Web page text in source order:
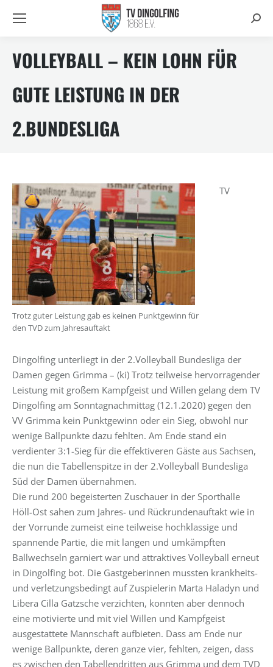
VOLLEYBALL – KEIN LOHN FÜR
GUTE LEISTUNG IN DER
2.BUNDESLIGA
Trotz guter Leistung gab es keinen Punktgewinn für
den TVD zum Jahresauftakt
TV
Dingolfing unterliegt in der 2.Volleyball Bundesliga der
Damen gegen Grimma – (ki) Trotz teilweise hervorragender
Leistung mit großem Kampfgeist und Willen gelang dem TV
Dingolfing am Sonntagnachmittag (12.1.2020) gegen den
VV Grimma kein Punktgewinn oder ein Sieg, obwohl nur
wenige Ballpunkte dazu fehlten. Am Ende stand ein
verdienter 3:1-Sieg für die effektiveren Gäste aus Sachsen,
die nun die Tabellenspitze in der 2.Volleyball Bundesliga
Süd der Damen übernahmen.
Die rund 200 begeisterten Zuschauer in der Sporthalle
Höll-Ost sahen zum Jahres- und Rückrundenauftakt wie in
der Vorrunde zumeist eine teilweise hochklassige und
spannende Partie, die mit langen und umkämpften
Ballwechseln garniert war und attraktives Volleyball erneut
in Dingolfing bot. Die Gastgeberinnen mussten krankheits-
und verletzungsbedingt auf Zuspielerin Marta Haladyn und
Libera Cilla Gatzsche verzichten, konnten aber dennoch
eine motivierte und mit viel Willen und Kampfgeist
ausgestattete Mannschaft aufbieten. Dass am Ende nur
wenige Ballpunkte, deren ganze vier, fehlten, zeigen, dass
es zwischen den Tabellendritten aus Grimma und dem TVD